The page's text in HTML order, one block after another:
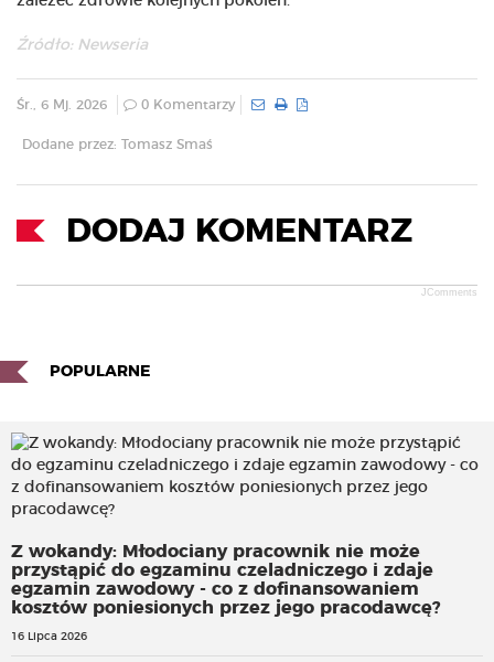
Źródło: Newseria
Śr., 6 Mj. 2026 0 Komentarzy
Dodane przez: Tomasz Smaś
DODAJ KOMENTARZ
JComments
POPULARNE
Z wokandy: Młodociany pracownik nie może
przystąpić do egzaminu czeladniczego i zdaje
egzamin zawodowy - co z dofinansowaniem
kosztów poniesionych przez jego pracodawcę?
16 Lipca 2026